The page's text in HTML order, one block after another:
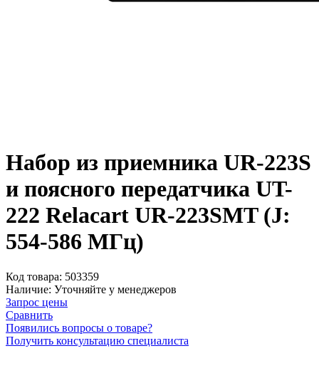
Набор из приемника UR-223S
и поясного передатчика UT-
222 Relacart UR-223SMT (J:
554-586 МГц)
Код товара: 503359
Наличие: Уточняйте у менеджеров
Запрос цены
Сравнить
Появились вопросы о товаре?
Получить консультацию специалиста